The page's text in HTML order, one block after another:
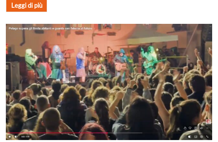
Leggi di più